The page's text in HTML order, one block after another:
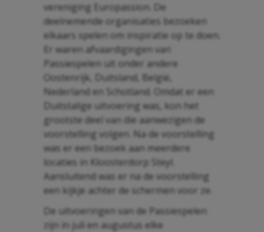
vereniging Europassion. De
deelnemende organisaties bezoeken
elkaars spelen om inspiratie op te doen.
Er waren afvaardigingen van
Passiespelen uit onder andere
Oostenrijk, Duitsland, België,
Nederland en Schotland. Omdat er een
Duitstalige uitvoering was, kon het
grootste deel van die aanwezigen de
voorstelling volgen. Na de voorstelling
was er een bezoek aan meerdere
locaties in Kloosterdorp Steyl.
Aansluitend was er na de voorstelling
een kijkje achter de schermen voor ze.
De uitvoeringen van de Passiespelen
zijn in juli en augustus elke